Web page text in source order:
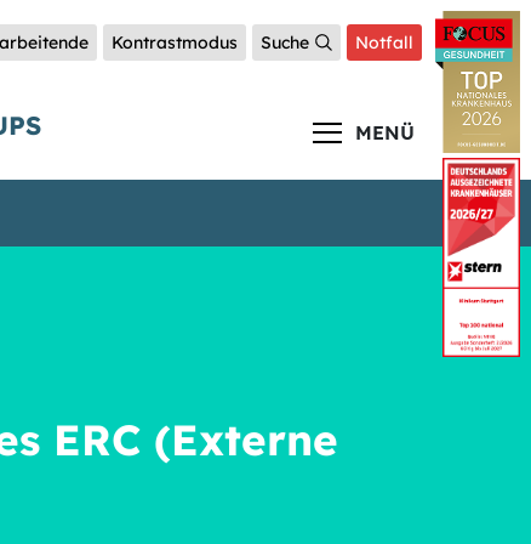
Kontrastmodus Suche Notfall
MENÜ
ERC (Externe